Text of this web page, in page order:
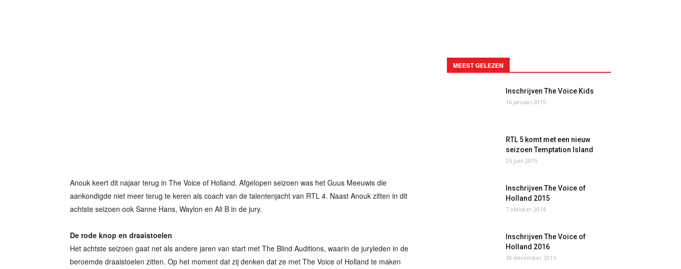
Anouk keert dit najaar terug in The Voice of Holland. Afgelopen seizoen was het Guus Meeuwis die
aankondigde niet meer terug te keren als coach van de talentenjacht van RTL 4. Naast Anouk zitten in dit
achtste seizoen ook Sanne Hans, Waylon en Ali B in de jury.
De rode knop en draaistoelen
Het achtste seizoen gaat net als andere jaren van start met The Blind Auditions, waarin de juryleden in de
beroemde draaistoelen zitten. Op het moment dat zij denken dat ze met The Voice of Holland te maken
MEEST GELEZEN
Inschrijven The Voice Kids
16 januari 2015
RTL 5 komt met een nieuw
seizoen Temptation Island
25 juni 2015
Inschrijven The Voice of
Holland 2015
7 oktober 2014
Inschrijven The Voice of
Holland 2016
18 december 2015